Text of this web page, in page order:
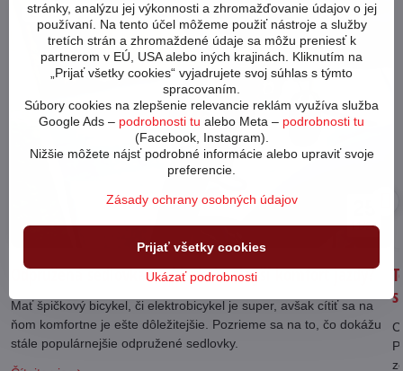
63921
11/24
Odpružená sedlovka na bicykel - zlepší komfort jazdy?
Mať špičkový bicykel, či elektrobicykel je super, avšak cítiť sa na
ňom komfortne je ešte dôležitejšie. Pozrieme sa na to, čo dokážu
stále populárnejšie odpružené sedlovky.
stránky, analýzu jej výkonnosti a zhromažďovanie údajov o jej
používaní. Na tento účel môžeme použiť nástroje a služby
tretích strán a zhromaždené údaje sa môžu preniesť k
partnerom v EÚ, USA alebo iných krajinách. Kliknutím na
„Prijať všetky cookies“ vyjadrujete svoj súhlas s týmto
spracovaním.
Súbory cookies na zlepšenie relevancie reklám využíva služba
Google Ads – podrobnosti tu alebo Meta – podrobnosti tu
(Facebook, Instagram).
Nižšie môžete nájsť podrobné informácie alebo upraviť svoje
preferencie.
Zásady ochrany osobných údajov
Ukázať podrobnosti
Prijať všetky cookies